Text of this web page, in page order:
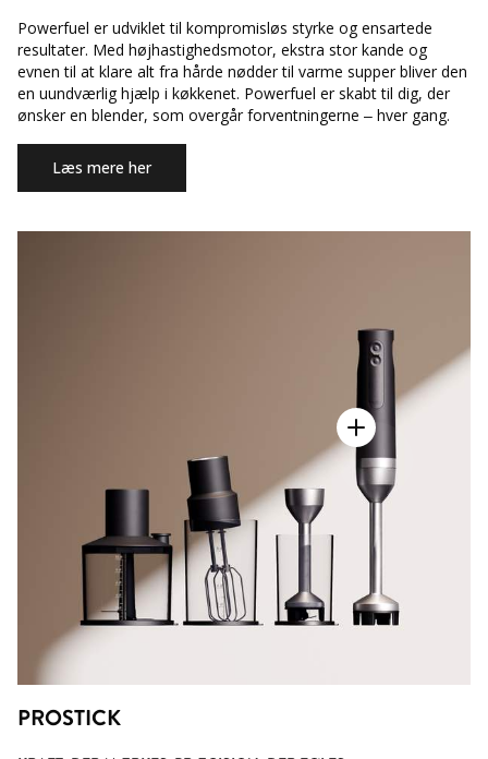
Powerfuel er udviklet til kompromisløs styrke og ensartede
resultater. Med højhastighedsmotor, ekstra stor kande og
evnen til at klare alt fra hårde nødder til varme supper bliver den
en uundværlig hjælp i køkkenet. Powerfuel er skabt til dig, der
ønsker en blender, som overgår forventningerne – hver gang.
Læs mere her
PROSTICK